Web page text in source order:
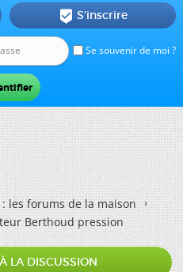
Se souvenir de moi ?
 S'inscrire
les forums de la maison
Berthoud pression
LA DISCUSSION